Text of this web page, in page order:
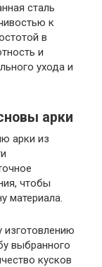
сталь
к
в
и
ухода и
арки
арки из
чтобы
материала.
изготовлению
выбранного
кусков